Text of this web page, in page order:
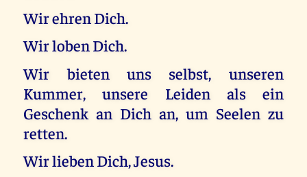
Wir ehren Dich.
Wir loben Dich.
Wir bieten uns selbst, unseren
Kummer, unsere Leiden als ein
Geschenk an Dich an, um Seelen zu
retten.
Wir lieben Dich, Jesus.